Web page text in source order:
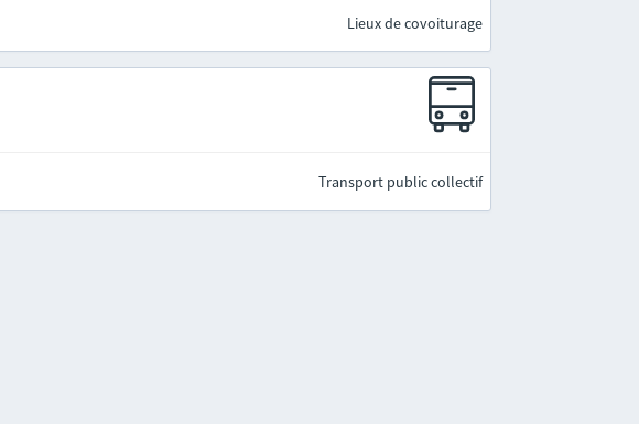
Lieux de covoiturage
Transport public collectif